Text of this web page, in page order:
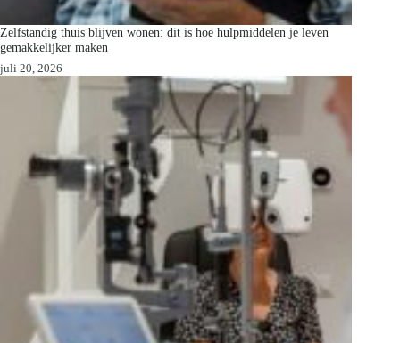
Zelfstandig thuis blijven wonen: dit is hoe hulpmiddelen je leven
gemakkelijker maken
juli 20, 2026